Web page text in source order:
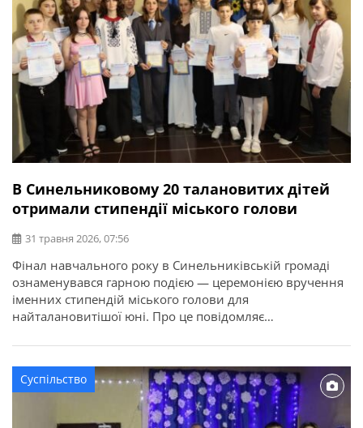
В Синельниковому 20 талановитих дітей
отримали стипендії міського голови
31 травня 2026, 07:56
Фінал навчального року в Синельниківській громаді
ознаменувався гарною подією — церемонією вручення
іменних стипендій міського голови для
найталановитішої юні. Про це повідомляє
Зражевський відзначив кращих із кращих: Цього року
заслужені нагороди отримали 20 вихованців ліцеїв,
Центру дитячої та юнацької творчості, школи мистецтв
та ДЮСШ. Чудові музичні привітання подарував
вокально-хореографічний […]
Суспільство